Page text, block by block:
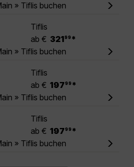
» Tiflis buchen
Tiflis
ab € 321 99 *
» Tiflis buchen
Tiflis
ab € 197 99 *
» Tiflis buchen
Tiflis
ab € 197 99 *
» Tiflis buchen